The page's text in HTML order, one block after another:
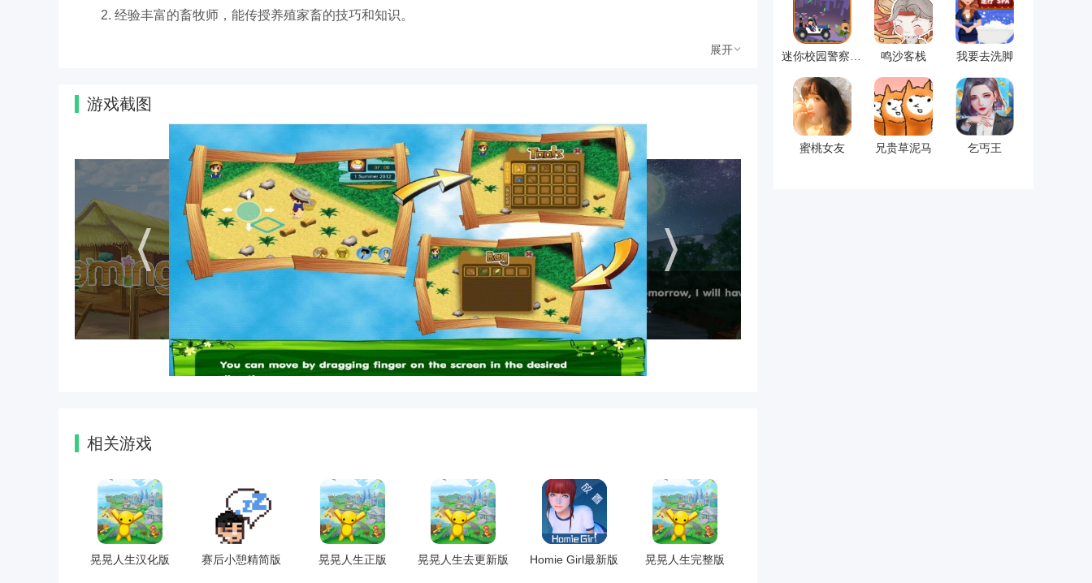
2. 经验丰富的畜牧师，能传授养殖家畜的技巧和知识。
游戏点评
《乡村生活》以其精美的画面、丰富的玩法和独特的乡村主题，为玩家带来了别样的游戏体验。它能让玩家在虚
拟世界中感受乡村生活的魅力，放松身心。虽然在互动内容等方面还有提升空间，但整体不失为一款值得一玩的安卓
游戏，尤其适合喜欢田园风格和休闲玩法的玩家。
展开
游戏截图
相关游戏
晃晃人生汉化版 赛后小憩精简版 晃晃人生正版 晃晃人生去更新版 Homie Girl最新版 晃晃人生完整版
鸣沙客栈 我要去洗脚
蜜桃女友 兄贵草泥马 乞丐王